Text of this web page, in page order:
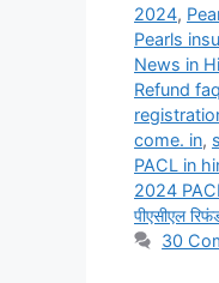
2024,
Pearls
News in
Refund faq
come. in,
PACL in
2024
पीएसीएल
30